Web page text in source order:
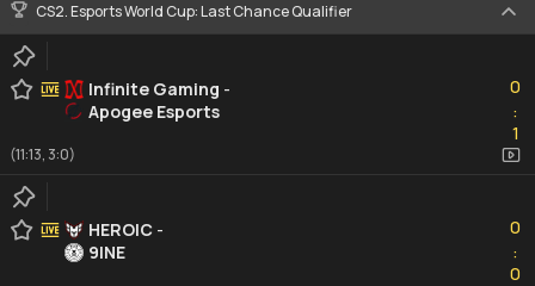
CS2. Esports World Cup: Last Chance Qualifier
Infinite Gaming -
Apogee Esports
0
:1
1
(11:13, 3:0)
HEROIC -
9INE
0
:0
0